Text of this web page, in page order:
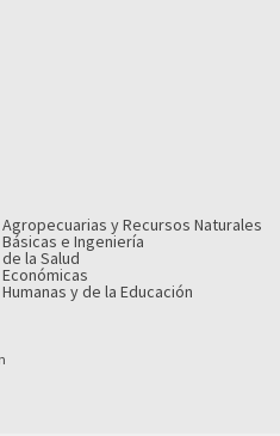
y Recursos Naturales
e Ingeniería
la Salud
y de la Educación